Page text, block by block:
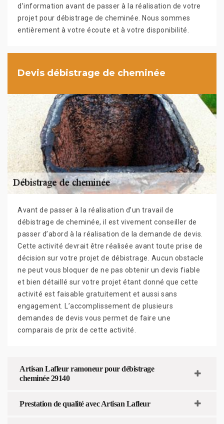
d’information avant de passer à la réalisation de votre
projet pour débistrage de cheminée. Nous sommes
entièrement à votre écoute et à votre disponibilité.
Devis débistrage de cheminée
Avant de passer à la réalisation d’un travail de
débistrage de cheminée, il est vivement conseiller de
passer d’abord à la réalisation de la demande de devis.
Cette activité devrait être réalisée avant toute prise de
décision sur votre projet de débistrage. Aucun obstacle
ne peut vous bloquer de ne pas obtenir un devis fiable
et bien détaillé sur votre projet étant donné que cette
activité est faisable gratuitement et aussi sans
engagement. L’accomplissement de plusieurs
demandes de devis vous permet de faire une
comparais de prix de cette activité.
Artisan Lafleur ramoneur pour débistrage
cheminée 29140
Prestation de qualité avec Artisan Lafleur